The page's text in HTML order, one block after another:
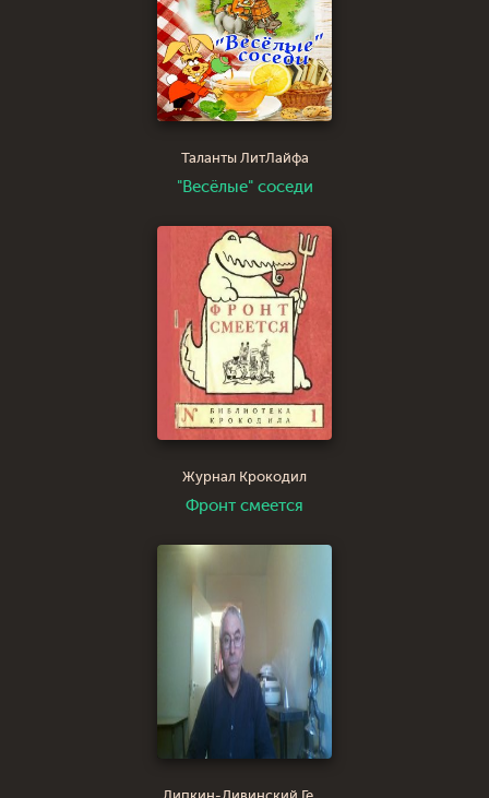
Таланты ЛитЛайфа
"Весёлые" соседи
Журнал Крокодил
Фронт смеется